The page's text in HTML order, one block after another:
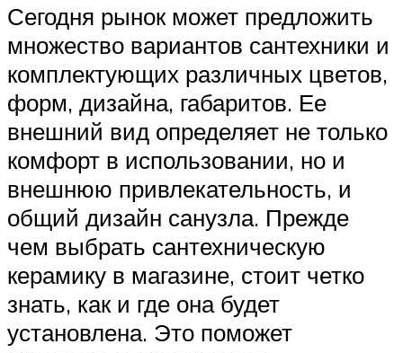
Сегодня рынок может предложить
множество вариантов сантехники и
комплектующих различных цветов,
форм, дизайна, габаритов. Ее
внешний вид определяет не только
комфорт в использовании, но и
внешнюю привлекательность, и
общий дизайн санузла. Прежде
чем выбрать сантехническую
керамику в магазине, стоит четко
знать, как и где она будет
установлена. Это поможет